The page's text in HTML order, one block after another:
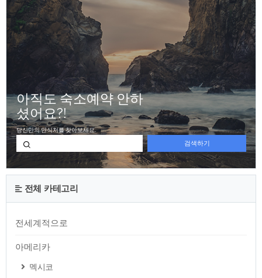
전체 카테고리
전세계적으로
아메리카
멕시코